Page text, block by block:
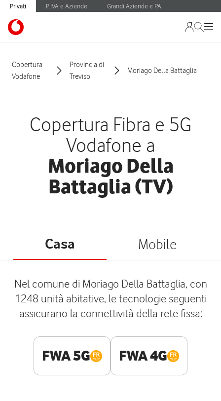
Privati P.IVA e Aziende Grandi Aziende e PA
Copertura
Vodafone
Provincia di
Treviso
Moriago Della Battaglia
Copertura Fibra e 5G
Vodafone a
Moriago Della
Battaglia (TV)
Casa Mobile
Nel comune di Moriago Della Battaglia, con
1248 unità abitative, le tecnologie seguenti
assicurano la connettività della rete fissa:
FWA 5G FWA 4G